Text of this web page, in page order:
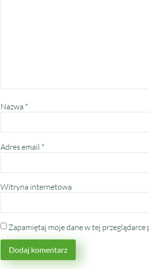
Nazwa *
Adres email *
Witryna internetowa
Zapamiętaj moje dane w tej